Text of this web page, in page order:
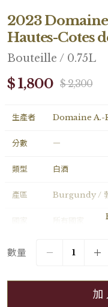
2023
Hautes-Cotes
Bouteille / 0.75L
$ 1,800 $ 2,300
生產者 Domaine A.-
分數 ―
類型 白酒
產區 Burgundy /
國家 所有國家
年份
Régional / 地
數量